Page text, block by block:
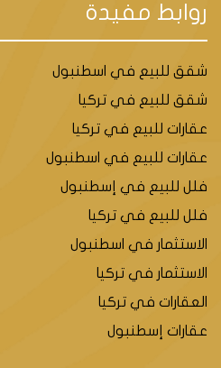
روابط مفيدة
شقق للبيع في اسطنبول
شقق للبيع في تركيا
عقارات للبيع في تركيا
عقارات للبيع في اسطنبول
فلل للبيع في إسطنبول
فلل للبيع في تركيا
الاستثمار في اسطنبول
الاستثمار في تركيا
العقارات في تركيا
عقارات إسطنبول